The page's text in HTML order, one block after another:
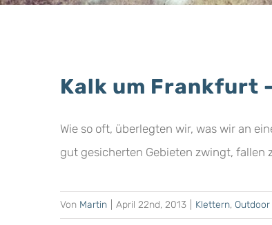
Kalk um Frankfurt
Wie so oft, überlegten wir, was wir an
gut gesicherten Gebieten zwingt, fallen
Von Martin April 22nd, 2013 Klettern, Outdoor